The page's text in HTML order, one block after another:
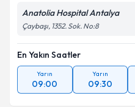
Anatolia Hospital Antalya
Çaybaşı, 1352. Sok. No:8
En Yakın Saatler
Yarın
09:00
Yarın
09:30